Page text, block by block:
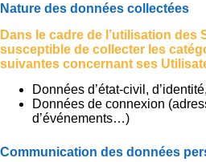
Nature des données collectées
Dans le cadre de l’utilisation des
susceptible de collecter les
suivantes concernant ses
Données d’état-civil,
Données de connexion
d’événements…)
Communication des données